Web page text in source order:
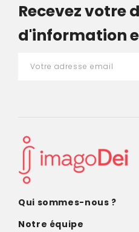
Recevez votre
d'information
Qui sommes-nous ?
Notre équipe